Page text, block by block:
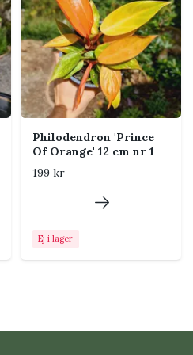
men skydda bladen från
exemplar kan med tiden
ett finger innan du
en kruka med
Philodendron 'Prince
Of Orange' 12 cm nr 1
199 kr
Ej i lager